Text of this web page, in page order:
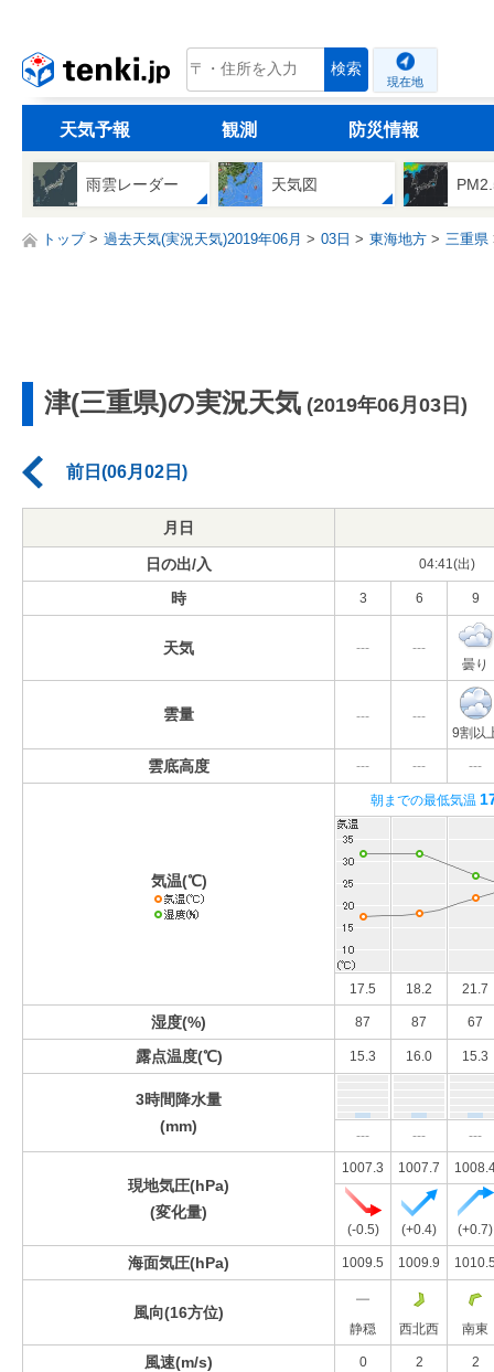
tenki.jp 検索
現在地
天気予報 観測 防災情報
雨雲レーダー 天気図
トップ 過去天気(実況天気)2019年06月 03日 東海地方 三重県
津(三重県)の実況天気 (2019年06月03日)
前日(06月02日)
月日
日の出/入 04:41(出)
時 3 6 9
天気 ---
---
曇り
雲量 ---
---
9割以
雲底高度 --- --- ---
気温(℃)
朝までの最低気温
17.5 18.2 21.7
湿度(%) 87 87 67
露点温度(℃) 15.3 16.0 15.3
3時間降水量
(mm)
--- --- ---
現地気圧(hPa)
(変化量)
1007.3 1007.7
(-0.5) (+0.4) (+0.7)
海面気圧(hPa) 1009.5 1009.9
風向(16方位)
静穏 西北西 南東
風速(m/s) 0 2 2